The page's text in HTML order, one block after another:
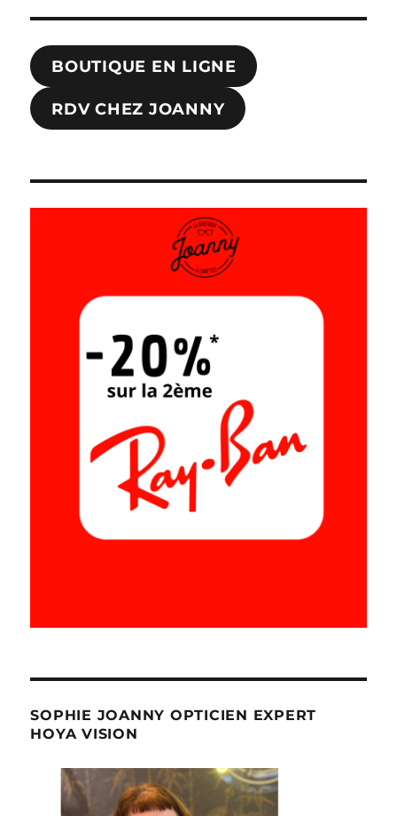
BOUTIQUE EN LIGNE
RDV CHEZ JOANNY
SOPHIE JOANNY OPTICIEN EXPERT
HOYA VISION